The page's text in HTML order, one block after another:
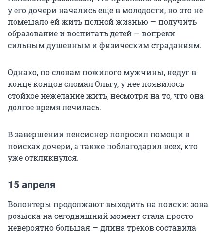
у его дочери начались еще в молодости, но это не
помешало ей жить полной жизнью — получить
образование и воспитать детей — вопреки
сильным душевным и физическим страданиям.
Однако, по словам пожилого мужчины, недуг в
конце концов сломал Ольгу, у нее появилось
стойкое нежелание жить, несмотря на то, что она
долгое время лечилась.
В завершении пенсионер попросил помощи в
поисках дочери, а также поблагодарил всех, кто
уже откликнулся.
15 апреля
Волонтеры продолжают выходить на поиски: зона
розыска на сегодняшний момент стала просто
невероятно большая — длина треков составила